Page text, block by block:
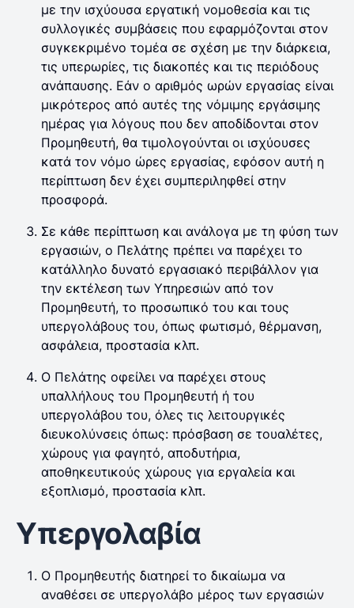
με την ισχύουσα εργατική νομοθεσία και τις
συλλογικές συμβάσεις που εφαρμόζονται στον
συγκεκριμένο τομέα σε σχέση με την διάρκεια,
τις υπερωρίες, τις διακοπές και τις περιόδους
ανάπαυσης. Εάν ο αριθμός ωρών εργασίας είναι
μικρότερος από αυτές της νόμιμης εργάσιμης
ημέρας για λόγους που δεν αποδίδονται στον
Προμηθευτή, θα τιμολογούνται οι ισχύουσες
κατά τον νόμο ώρες εργασίας, εφόσον αυτή η
περίπτωση δεν έχει συμπεριληφθεί στην
προσφορά.
Σε κάθε περίπτωση και ανάλογα με τη φύση των
εργασιών, ο Πελάτης πρέπει να παρέχει το
κατάλληλο δυνατό εργασιακό περιβάλλον για
την εκτέλεση των Υπηρεσιών από τον
Προμηθευτή, το προσωπικό του και τους
υπεργολάβους του, όπως φωτισμό, θέρμανση,
ασφάλεια, προστασία κλπ.
Ο Πελάτης οφείλει να παρέχει στους
υπαλλήλους του Προμηθευτή ή του
υπεργολάβου του, όλες τις λειτουργικές
διευκολύνσεις όπως: πρόσβαση σε τουαλέτες,
χώρους για φαγητό, αποδυτήρια,
αποθηκευτικούς χώρους για εργαλεία και
εξοπλισμό, προστασία κλπ.
Υπεργολαβία
Ο Προμηθευτής διατηρεί το δικαίωμα να
αναθέσει σε υπεργολάβο μέρος των εργασιών